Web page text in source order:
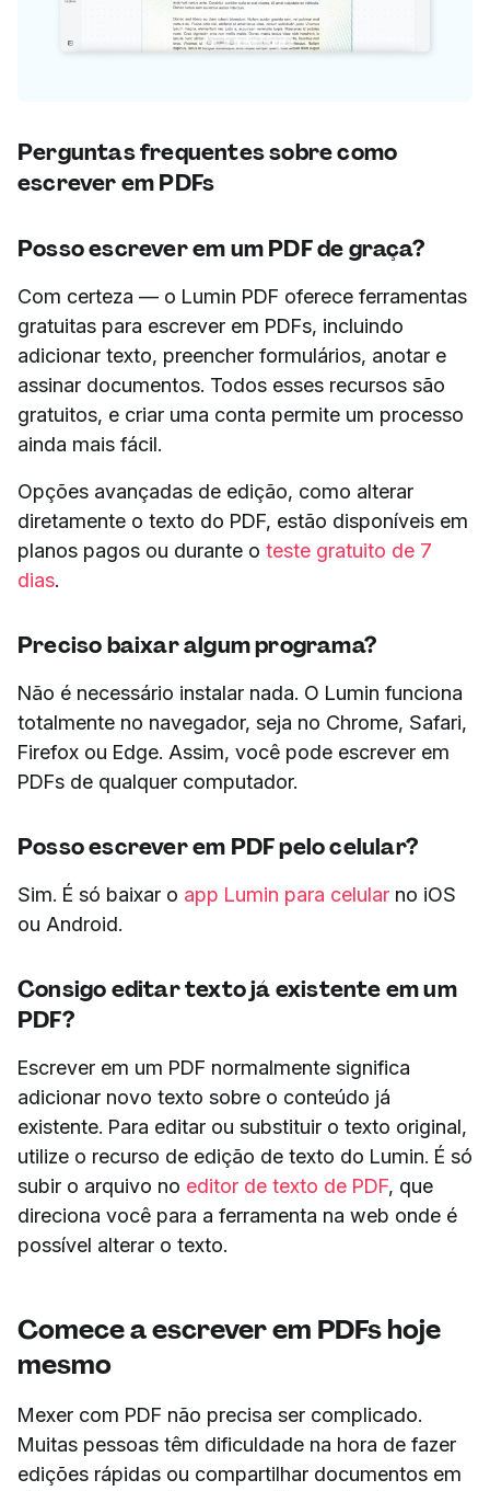
Perguntas frequentes sobre como
escrever em PDFs
Posso escrever em um PDF de graça?
Com certeza — o Lumin PDF oferece ferramentas
gratuitas para escrever em PDFs, incluindo
adicionar texto, preencher formulários, anotar e
assinar documentos. Todos esses recursos são
gratuitos, e criar uma conta permite um processo
ainda mais fácil.
Opções avançadas de edição, como alterar
diretamente o texto do PDF, estão disponíveis em
planos pagos ou durante o teste gratuito de 7
dias.
Preciso baixar algum programa?
Não é necessário instalar nada. O Lumin funciona
totalmente no navegador, seja no Chrome, Safari,
Firefox ou Edge. Assim, você pode escrever em
PDFs de qualquer computador.
Posso escrever em PDF pelo celular?
Sim. É só baixar o app Lumin para celular no iOS
ou Android.
Consigo editar texto já existente em um
PDF?
Escrever em um PDF normalmente significa
adicionar novo texto sobre o conteúdo já
existente. Para editar ou substituir o texto original,
utilize o recurso de edição de texto do Lumin. É só
subir o arquivo no editor de texto de PDF, que
direciona você para a ferramenta na web onde é
possível alterar o texto.
Comece a escrever em PDFs hoje
mesmo
Mexer com PDF não precisa ser complicado.
Muitas pessoas têm dificuldade na hora de fazer
edições rápidas ou compartilhar documentos em